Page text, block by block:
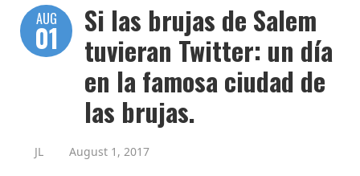
AUG
01
Si las brujas de Salem
tuvieran Twitter: un día
en la famosa ciudad de
las brujas.
JL August 1, 2017